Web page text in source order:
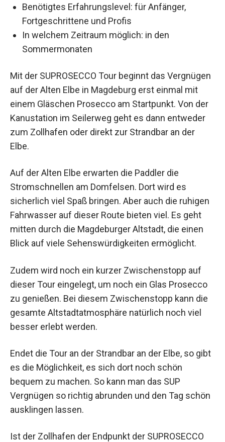
Benötigtes Erfahrungslevel: für Anfänger,
Fortgeschrittene und Profis
In welchem Zeitraum möglich: in den
Sommermonaten
Mit der SUPROSECCO Tour beginnt das Vergnügen
auf der Alten Elbe in Magdeburg erst einmal mit
einem Gläschen Prosecco am Startpunkt. Von der
Kanustation im Seilerweg geht es dann entweder
zum Zollhafen oder direkt zur Strandbar an der
Elbe.
Auf der Alten Elbe erwarten die Paddler die
Stromschnellen am Domfelsen. Dort wird es
sicherlich viel Spaß bringen. Aber auch die ruhigen
Fahrwasser auf dieser Route bieten viel. Es geht
mitten durch die Magdeburger Altstadt, die einen
Blick auf viele Sehenswürdigkeiten ermöglicht.
Zudem wird noch ein kurzer Zwischenstopp auf
dieser Tour eingelegt, um noch ein Glas Prosecco
zu genießen. Bei diesem Zwischenstopp kann die
gesamte Altstadtatmosphäre natürlich noch viel
besser erlebt werden.
Endet die Tour an der Strandbar an der Elbe, so gibt
es die Möglichkeit, es sich dort noch schön
bequem zu machen. So kann man das SUP
Vergnügen so richtig abrunden und den Tag schön
ausklingen lassen.
Ist der Zollhafen der Endpunkt der SUPROSECCO